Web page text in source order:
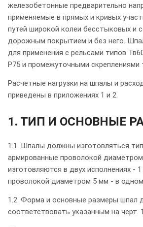
железобетонные предварительно
применяемые в прямых и кривых
путей широкой колеи бесстыковых и
дорожным покрытием и без него.
для применения с рельсами типов
Р75 и промежуточными скреплениями
Расчетные нагрузки на шпалы и
приведены в приложениях 1 и 2.
1. ТИП И ОСНОВНЫЕ
1.1. Шпалы должны изготовляться
армированные проволокой
изготовляются в двух исполнениях -
проволокой диаметром 5 мм - в одном
1.2. Форма и основные размеры шпал
соответствовать указанным на черт.